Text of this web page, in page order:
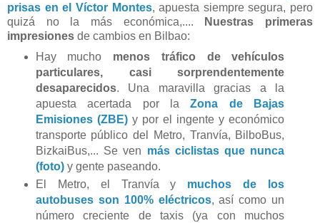
prisas en el Víctor Montes, apuesta siempre segura, pero
quizá no la más económica,....
Nuestras primeras
impresiones de cambios en Bilbao:
Hay mucho menos tráfico de vehículos
particulares, casi sorprendentemente
desaparecidos. Una maravilla gracias a la
apuesta acertada por laZona de Bajas
Emisiones (ZBE)y por el ingente y económico
transporte público del Metro, Tranvía, BilboBus,
BizkaiBus,... Se ven más ciclistas que nunca
(foto)y gente paseando.
El Metro, el Tranvía y muchos de los
autobuses son 100% eléctricos, así como un
número creciente de taxis (ya con muchos